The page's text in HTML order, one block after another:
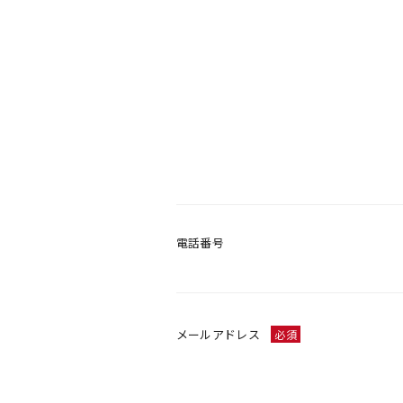
電話番号
メールアドレス 必須